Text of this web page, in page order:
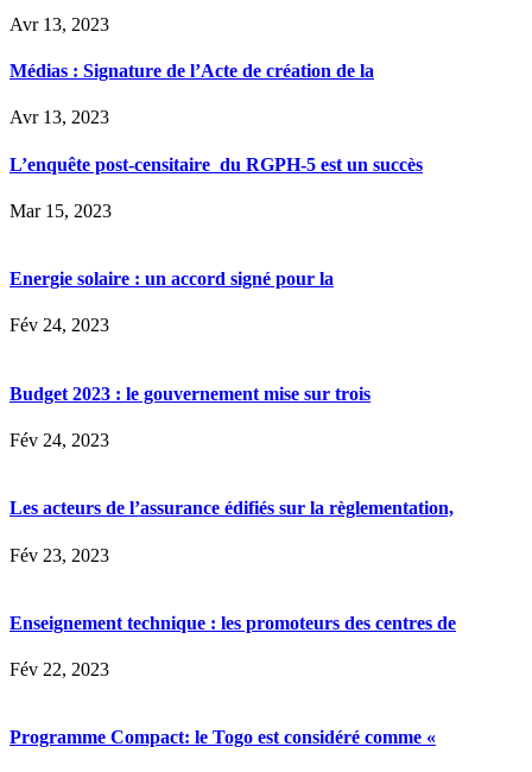
Avr 13, 2023
Médias : Signature de l’Acte de création de la
Avr 13, 2023
L’enquête post-censitaire du RGPH-5 est un succès
Mar 15, 2023
Energie solaire : un accord signé pour la
Fév 24, 2023
Budget 2023 : le gouvernement mise sur trois
Fév 24, 2023
Les acteurs de l’assurance édifiés sur la règlementation,
Fév 23, 2023
Enseignement technique : les promoteurs des centres de
Fév 22, 2023
Programme Compact: le Togo est considéré comme «